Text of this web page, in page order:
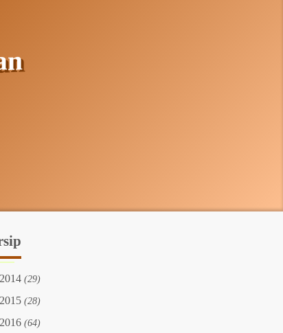
2014(29)
2015(28)
2016(64)